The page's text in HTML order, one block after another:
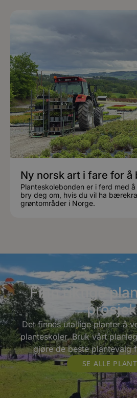
Ny norsk art i fare for å
Planteskolebonden er i ferd med
bry deg om, hvis du vil ha
grøntområder i Norge.
Finn riktige
Det finnes utallige planter å
planteskoler. Bruk vårt
gjøre de beste plantevalg
SE ALLE